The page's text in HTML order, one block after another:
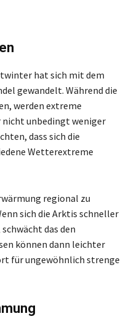
hat sich mit dem
gewandelt. Während die
werden extreme
unbedingt weniger
dass sich die
Wetterextreme
regional zu
sich die Arktis schneller
das den
können dann leichter
für ungewöhnlich strenge